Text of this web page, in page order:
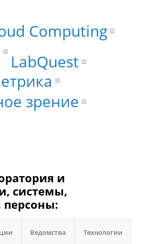
LabQuest
зрение
Computing
и
системы,
персоны:
Ведомства Технологии